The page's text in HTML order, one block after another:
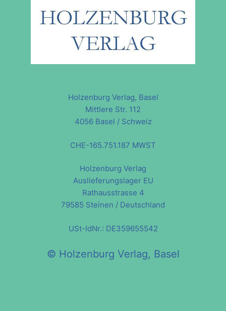
Holzenburg Verlag, Basel
Mittlere Str. 112
4056 Basel / Schweiz
CHE-165.751.187 MWST
Holzenburg Verlag
Auslieferungslager EU
Rathausstrasse 4
79585 Steinen / Deutschland
USt-IdNr.: DE359655542
© Holzenburg Verlag, Basel